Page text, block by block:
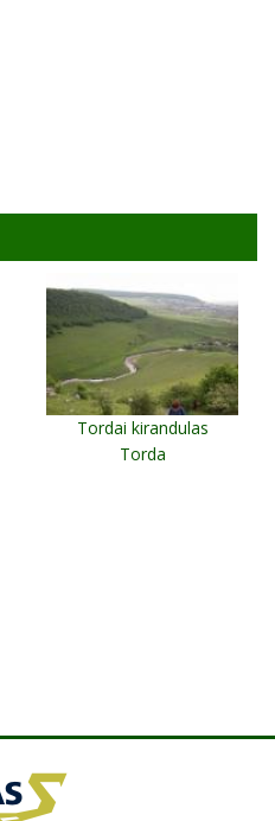
Tordai kirandulas
Torda